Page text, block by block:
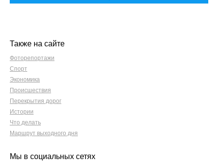
Также на сайте
Фоторепортажи
Спорт
Экономика
Происшествия
Перекрытия дорог
Истории
Что делать
Маршрут выходного дня
Мы в социальных сетях